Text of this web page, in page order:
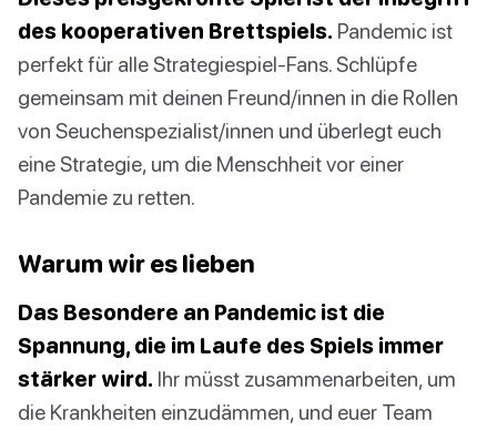
des kooperativen Brettspiels. Pandemic ist
perfekt für alle Strategiespiel-Fans. Schlüpfe
gemeinsam mit deinen Freund/innen in die Rollen
von Seuchenspezialist/innen und überlegt euch
eine Strategie, um die Menschheit vor einer
Pandemie zu retten.
Warum wir es lieben
Das Besondere an Pandemic ist die
Spannung, die im Laufe des Spiels immer
stärker wird. Ihr müsst zusammenarbeiten, um
die Krankheiten einzudämmen, und euer Team